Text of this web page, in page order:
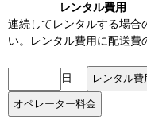
レンタル費用
連続してレンタルする場合
い。レンタル費用に配送費
日